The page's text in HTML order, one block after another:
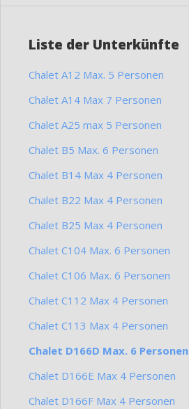
Liste der Unterkünfte
Chalet A12 Max. 5 Personen
Chalet A14 Max 7 Personen
Chalet A25 max 5 Personen
Chalet B5 Max. 6 Personen
Chalet B14 Max 4 Personen
Chalet B22 Max 4 Personen
Chalet B25 Max 4 Personen
Chalet C104 Max. 6 Personen
Chalet C106 Max. 6 Personen
Chalet C112 Max 4 Personen
Chalet C113 Max 4 Personen
Chalet D166D Max. 6 Personen
Chalet D166E Max 4 Personen
Chalet D166F Max 4 Personen